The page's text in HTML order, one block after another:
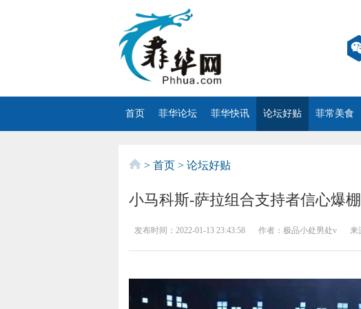
首页 菲华论坛 菲华快讯 论坛好贴 菲常美食
> 首页 > 论坛好贴
小马科斯-萨拉组合支持者信心爆
发布时间： 2022-01-13 23:43:58 作者： 极品小处男处v 来